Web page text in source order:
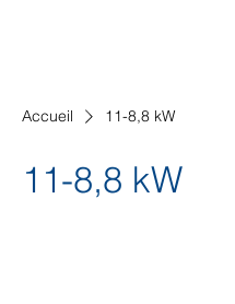
Accueil 11-8,8 kW
11-8,8 kW